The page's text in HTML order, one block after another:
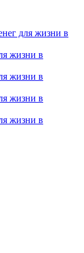
для жизни в
жизни в
жизни в
жизни в
жизни в